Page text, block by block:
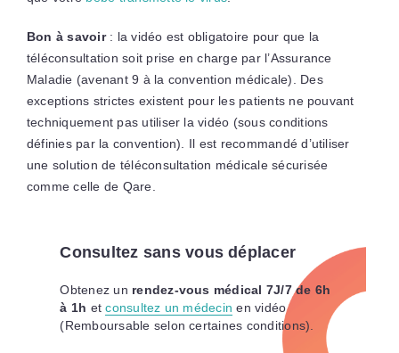
Bon à savoir: la vidéo est obligatoire pour que la
téléconsultation soit prise en charge par l’Assurance
Maladie (avenant 9 à la convention médicale). Des
exceptions strictes existent pour les patients ne pouvant
techniquement pas utiliser la vidéo (sous conditions
définies par la convention). Il est recommandé d’utiliser
une solution de téléconsultation médicale sécurisée
comme celle de Qare.
Consultez sans vous déplacer
Obtenez un rendez-vous médical 7J/7 de 6h
à 1h etconsultez un médecin en vidéo
(Remboursable selon certaines conditions).